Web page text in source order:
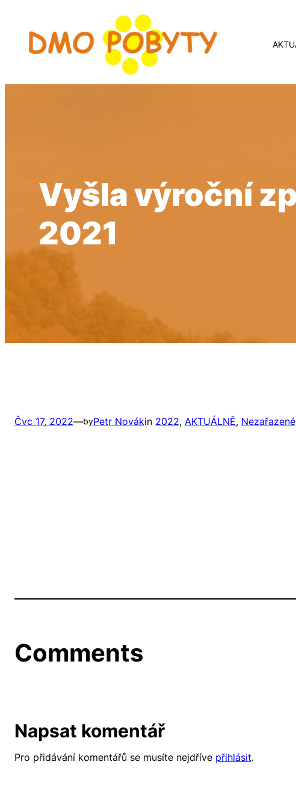
obsah
Vyšla výroční
2021
Čvc 17, 2022—byPetr Novákin 2022, AKTUÁLNĚ, Nezařazené
Comments
Napsat komentář
Pro přidávání komentářů se musíte nejdříve přihlásit.